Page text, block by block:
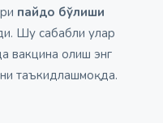
пайдо бўлиши
Шу сабабли улар
вакцина олиш энг
таъкидлашмоқда.